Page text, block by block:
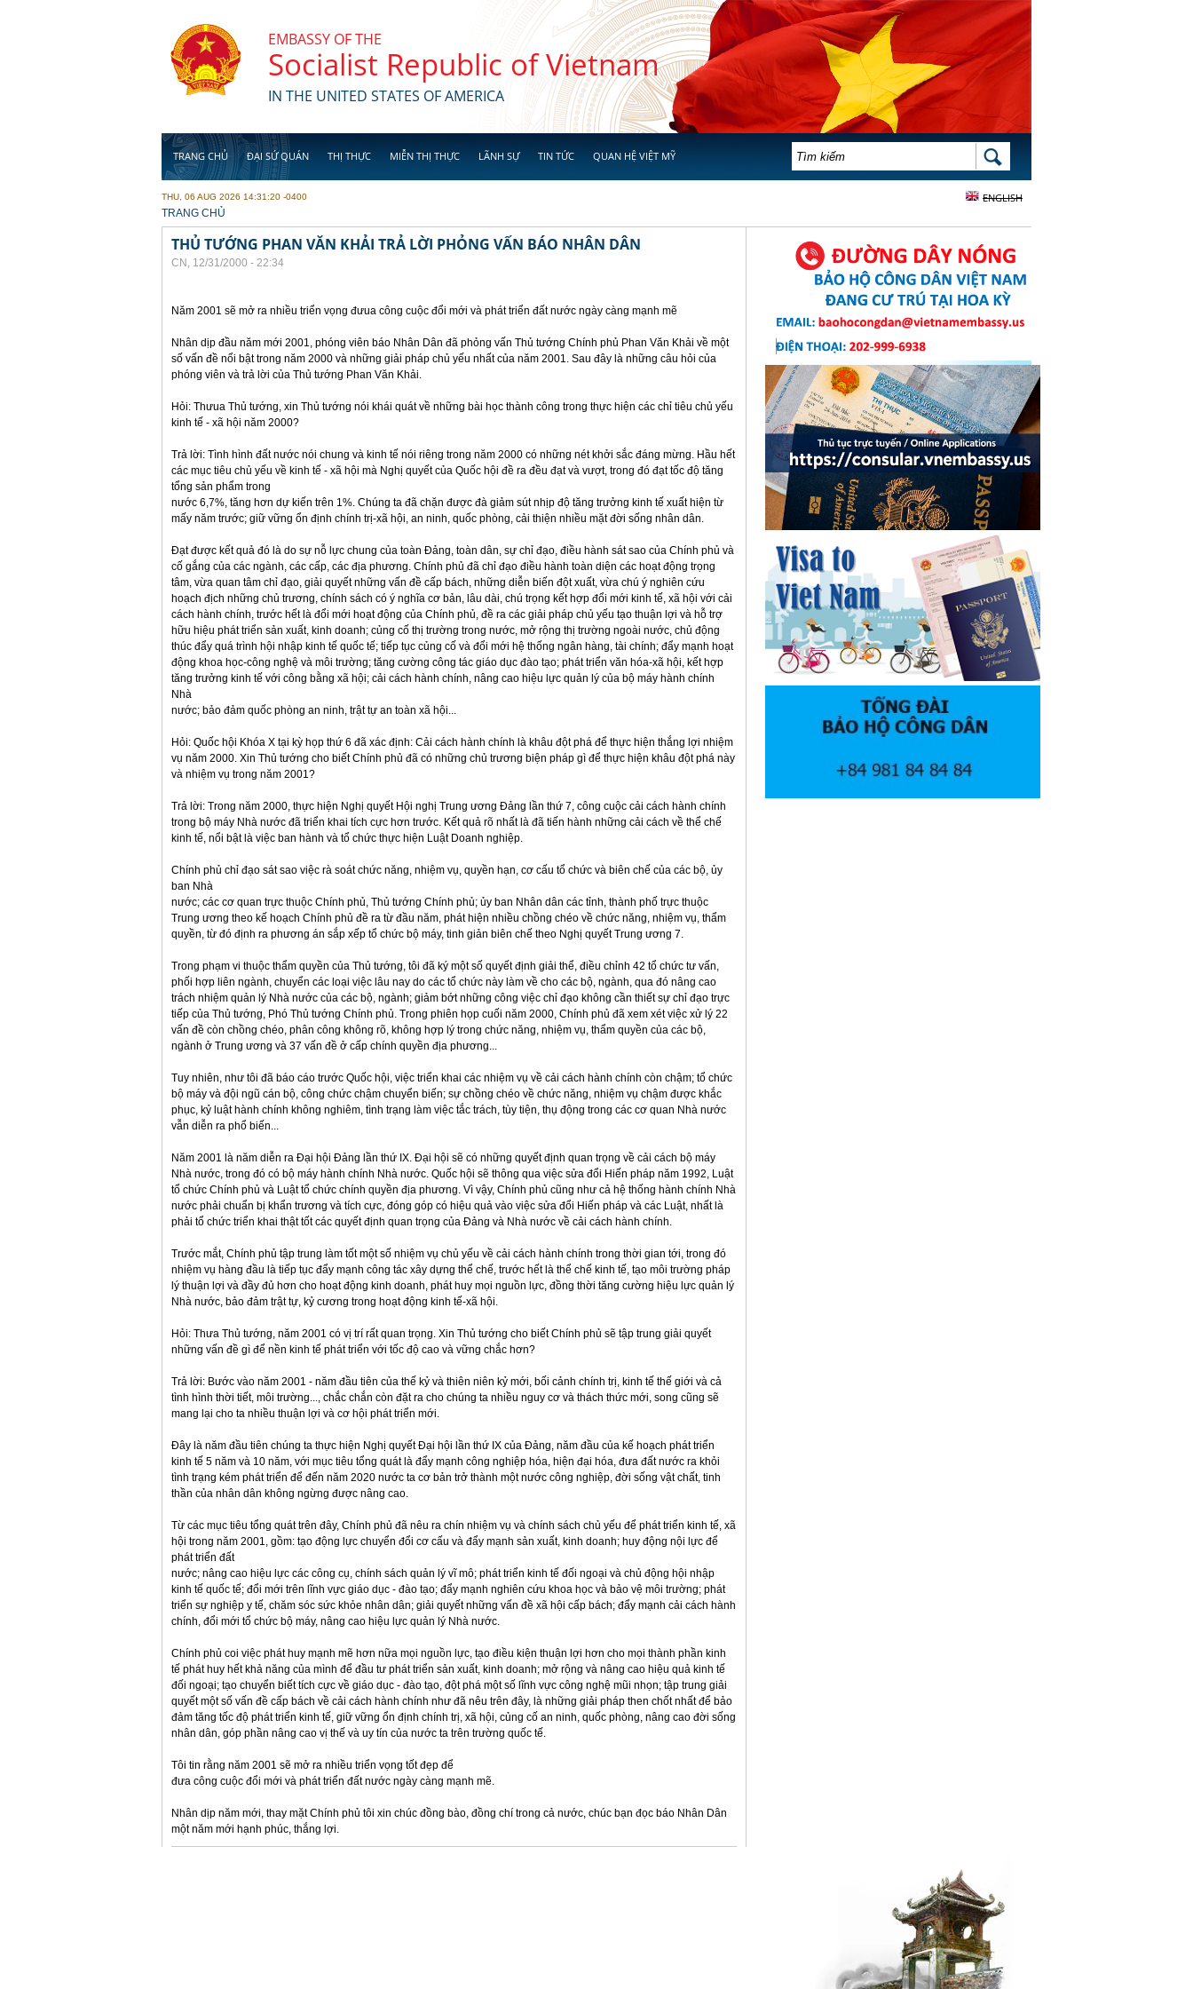
EMBASSY OF THE
Socialist Republic of Vietnam
IN THE UNITED STATES OF AMERICA
TRANG CHỦ ĐẠI SỨ QUÁN THỊ THỰC MIỄN THỊ THỰC LÃNH SỰ TIN TỨC QUAN HỆ VIỆT MỸ BIỂU MẪU TÌM KIẾM TÌM KIẾM
ENGLISH
THU, 06 AUG 2026 14:31:20 -0400
YOU ARE HERE
TRANG CHỦ
THỦ TƯỚNG PHAN VĂN KHẢI TRẢ LỜI PHỎNG VẤN BÁO NHÂN DÂN
CN, 12/31/2000 - 22:34
Năm 2001 sẽ mở ra nhiều triển vọng đưua công cuộc đổi mới và phát triển đất nước ngày càng mạnh mẽ
Nhân dịp đầu năm mới 2001, phóng viên báo Nhân Dân đã phỏng vấn Thủ tướng Chính phủ Phan Văn Khải về một
số vấn đề nổi bật trong năm 2000 và những giải pháp chủ yếu nhất của năm 2001. Sau đây là những câu hỏi của
phóng viên và trả lời của Thủ tướng Phan Văn Khải.
Hỏi: Thưua Thủ tướng, xin Thủ tướng nói khái quát về những bài học thành công trong thực hiện các chỉ tiêu chủ yếu
kinh tế - xã hội năm 2000?
Trả lời: Tình hình đất nước nói chung và kinh tế nói riêng trong năm 2000 có những nét khởi sắc đáng mừng. Hầu hết
các mục tiêu chủ yếu về kinh tế - xã hội mà Nghị quyết của Quốc hội đề ra đều đạt và vượt, trong đó đạt tốc độ tăng
tổng sản phẩm trong
nước 6,7%, tăng hơn dự kiến trên 1%. Chúng ta đã chặn được đà giảm sút nhịp độ tăng trưởng kinh tế xuất hiện từ
mấy năm trước; giữ vững ổn định chính trị-xã hội, an ninh, quốc phòng, cải thiện nhiều mặt đời sống nhân dân.
Đạt được kết quả đó là do sự nỗ lực chung của toàn Đảng, toàn dân, sự chỉ đạo, điều hành sát sao của Chính phủ và
cố gắng của các ngành, các cấp, các địa phương. Chính phủ đã chỉ đạo điều hành toàn diện các hoạt động trọng
tâm, vừa quan tâm chỉ đạo, giải quyết những vấn đề cấp bách, những diễn biến đột xuất, vừa chú ý nghiên cứu
hoạch địch những chủ trương, chính sách có ý nghĩa cơ bản, lâu dài, chú trọng kết hợp đổi mới kinh tế, xã hội với cải
cách hành chính, trước hết là đổi mới hoạt động của Chính phủ, đề ra các giải pháp chủ yếu tạo thuận lợi và hỗ trợ
hữu hiệu phát triển sản xuất, kinh doanh; củng cố thị trường trong nước, mở rộng thị trường ngoài nước, chủ động
thúc đẩy quá trình hội nhập kinh tế quốc tế; tiếp tục củng cố và đổi mới hệ thống ngân hàng, tài chính; đẩy mạnh hoạt
động khoa học-công nghệ và môi trường; tăng cường công tác giáo dục đào tạo; phát triển văn hóa-xã hội, kết hợp
tăng trưởng kinh tế với công bằng xã hội; cải cách hành chính, nâng cao hiệu lực quản lý của bộ máy hành chính
Nhà
nước; bảo đảm quốc phòng an ninh, trật tự an toàn xã hội...
Hỏi: Quốc hội Khóa X tại kỳ họp thứ 6 đã xác định: Cải cách hành chính là khâu đột phá để thực hiện thắng lợi nhiệm
vụ năm 2000. Xin Thủ tướng cho biết Chính phủ đã có những chủ trương biện pháp gì để thực hiện khâu đột phá này
và nhiệm vụ trong năm 2001?
Trả lời: Trong năm 2000, thực hiện Nghị quyết Hội nghị Trung ương Đảng lần thứ 7, công cuộc cải cách hành chính
trong bộ máy Nhà nước đã triển khai tích cực hơn trước. Kết quả rõ nhất là đã tiến hành những cải cách về thể chế
kinh tế, nổi bật là việc ban hành và tổ chức thực hiện Luật Doanh nghiệp.
Chính phủ chỉ đạo sát sao việc rà soát chức năng, nhiệm vụ, quyền hạn, cơ cấu tổ chức và biên chế của các bộ, ủy
ban Nhà
nước; các cơ quan trực thuộc Chính phủ, Thủ tướng Chính phủ; ủy ban Nhân dân các tỉnh, thành phố trực thuộc
Trung ương theo kế hoạch Chính phủ đề ra từ đầu năm, phát hiện nhiều chồng chéo về chức năng, nhiệm vụ, thẩm
quyền, từ đó định ra phương án sắp xếp tổ chức bộ máy, tinh giản biên chế theo Nghị quyết Trung ương 7.
Trong phạm vi thuộc thẩm quyền của Thủ tướng, tôi đã ký một số quyết định giải thể, điều chỉnh 42 tổ chức tư vấn,
phối hợp liên ngành, chuyển các loại việc lâu nay do các tổ chức này làm về cho các bộ, ngành, qua đó nâng cao
trách nhiệm quản lý Nhà nước của các bộ, ngành; giảm bớt những công việc chỉ đạo không cần thiết sự chỉ đạo trực
tiếp của Thủ tướng, Phó Thủ tướng Chính phủ. Trong phiên họp cuối năm 2000, Chính phủ đã xem xét việc xử lý 22
vấn đề còn chồng chéo, phân công không rõ, không hợp lý trong chức năng, nhiệm vụ, thẩm quyền của các bộ,
ngành ở Trung ương và 37 vấn đề ở cấp chính quyền địa phương...
Tuy nhiên, như tôi đã báo cáo trước Quốc hội, việc triển khai các nhiệm vụ về cải cách hành chính còn chậm; tổ chức
bộ máy và đội ngũ cán bộ, công chức chậm chuyển biến; sự chồng chéo về chức năng, nhiệm vụ chậm được khắc
phục, kỷ luật hành chính không nghiêm, tình trạng làm việc tắc trách, tùy tiện, thụ động trong các cơ quan Nhà nước
vẫn diễn ra phổ biến...
Năm 2001 là năm diễn ra Đại hội Đảng lần thứ IX. Đại hội sẽ có những quyết định quan trọng về cải cách bộ máy
Nhà nước, trong đó có bộ máy hành chính Nhà nước. Quốc hội sẽ thông qua việc sửa đổi Hiến pháp năm 1992, Luật
tổ chức Chính phủ và Luật tổ chức chính quyền địa phương. Vì vậy, Chính phủ cũng như cả hệ thống hành chính Nhà
nước phải chuẩn bị khẩn trương và tích cực, đóng góp có hiệu quả vào việc sửa đổi Hiến pháp và các Luật, nhất là
phải tổ chức triển khai thật tốt các quyết định quan trọng của Đảng và Nhà nước về cải cách hành chính.
Trước mắt, Chính phủ tập trung làm tốt một số nhiệm vụ chủ yếu về cải cách hành chính trong thời gian tới, trong đó
nhiệm vụ hàng đầu là tiếp tục đẩy mạnh công tác xây dựng thể chế, trước hết là thể chế kinh tế, tạo môi trường pháp
lý thuận lợi và đầy đủ hơn cho hoạt động kinh doanh, phát huy mọi nguồn lực, đồng thời tăng cường hiệu lực quản lý
Nhà nước, bảo đảm trật tự, kỷ cương trong hoạt động kinh tế-xã hội.
Hỏi: Thưa Thủ tướng, năm 2001 có vị trí rất quan trọng. Xin Thủ tướng cho biết Chính phủ sẽ tập trung giải quyết
những vấn đề gì để nền kinh tế phát triển với tốc độ cao và vững chắc hơn?
Trả lời: Bước vào năm 2001 - năm đầu tiên của thế kỷ và thiên niên kỷ mới, bối cảnh chính trị, kinh tế thế giới và cả
tình hình thời tiết, môi trường..., chắc chắn còn đặt ra cho chúng ta nhiều nguy cơ và thách thức mới, song cũng sẽ
mang lại cho ta nhiều thuận lợi và cơ hội phát triển mới.
Đây là năm đầu tiên chúng ta thực hiện Nghị quyết Đại hội lần thứ IX của Đảng, năm đầu của kế hoạch phát triển
kinh tế 5 năm và 10 năm, với mục tiêu tổng quát là đẩy mạnh công nghiệp hóa, hiện đại hóa, đưa đất nước ra khỏi
tình trạng kém phát triển để đến năm 2020 nước ta cơ bản trở thành một nước công nghiệp, đời sống vật chất, tinh
thần của nhân dân không ngừng được nâng cao.
Từ các mục tiêu tổng quát trên đây, Chính phủ đã nêu ra chín nhiệm vụ và chính sách chủ yếu để phát triển kinh tế, xã
hội trong năm 2001, gồm: tạo động lực chuyển đổi cơ cấu và đẩy mạnh sản xuất, kinh doanh; huy động nội lực để
phát triển đất
nước; nâng cao hiệu lực các công cụ, chính sách quản lý vĩ mô; phát triển kinh tế đối ngoại và chủ động hội nhập
kinh tế quốc tế; đổi mới trên lĩnh vực giáo dục - đào tạo; đẩy mạnh nghiên cứu khoa học và bảo vệ môi trường; phát
triển sự nghiệp y tế, chăm sóc sức khỏe nhân dân; giải quyết những vấn đề xã hội cấp bách; đẩy mạnh cải cách hành
chính, đổi mới tổ chức bộ máy, nâng cao hiệu lực quản lý Nhà nước.
Chính phủ coi việc phát huy mạnh mẽ hơn nữa mọi nguồn lực, tạo điều kiện thuận lợi hơn cho mọi thành phần kinh
tế phát huy hết khả năng của mình để đầu tư phát triển sản xuất, kinh doanh; mở rộng và nâng cao hiệu quả kinh tế
đối ngoại; tạo chuyển biết tích cực về giáo dục - đào tạo, đột phá một số lĩnh vực công nghệ mũi nhọn; tập trung giải
quyết một số vấn đề cấp bách về cải cách hành chính như đã nêu trên đây, là những giải pháp then chốt nhất để bảo
đảm tăng tốc độ phát triển kinh tế, giữ vững ổn định chính trị, xã hội, củng cố an ninh, quốc phòng, nâng cao đời sống
nhân dân, góp phần nâng cao vị thế và uy tín của nước ta trên trường quốc tế.
Tôi tin rằng năm 2001 sẽ mở ra nhiều triển vọng tốt đẹp để
đưa công cuộc đổi mới và phát triển đất nước ngày càng mạnh mẽ.
Nhân dịp năm mới, thay mặt Chính phủ tôi xin chúc đồng bào, đồng chí trong cả nước, chúc bạn đọc báo Nhân Dân
một năm mới hạnh phúc, thắng lợi.